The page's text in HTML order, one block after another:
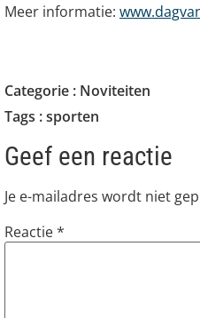
Meer informatie:
Categorie : Noviteiten
Tags :sporten
Geef een reactie
Je e-mailadres wordt niet
Reactie*